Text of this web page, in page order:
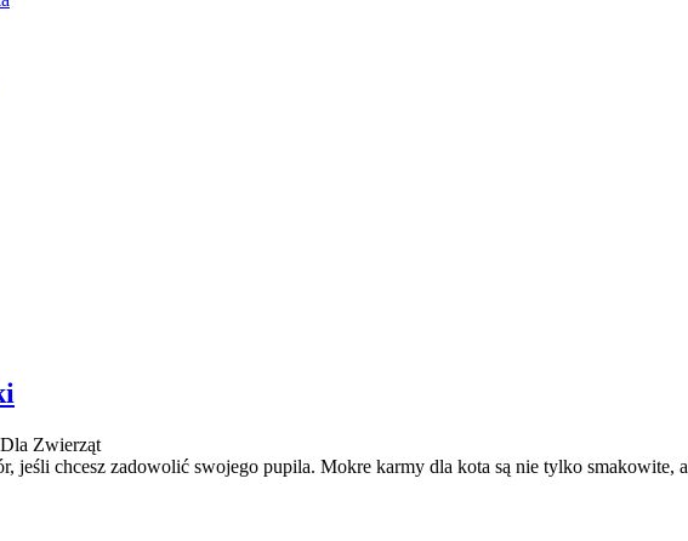
Zwierząt
jeśli chcesz zadowolić swojego pupila. Mokre karmy dla kota są nie tylko smakowite,